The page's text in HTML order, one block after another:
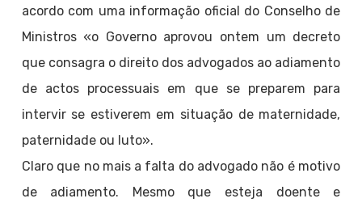
acordo com uma informação oficial do Conselho de
Ministros «o Governo aprovou ontem um decreto
que consagra o direito dos advogados ao adiamento
de actos processuais em que se preparem para
intervir se estiverem em situação de maternidade,
paternidade ou luto».
Claro que no mais a falta do advogado não é motivo
de adiamento. Mesmo que esteja doente e